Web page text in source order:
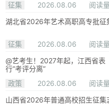
征集 2026.08.06
阅读
湖北省2026年艺术高职高专批征
征集 2026.08.06
阅读
@艺考生！2027年起，江西省表
行“考评分离”
政策
2026.08.06
阅读
山西省2026年普通高校招生征